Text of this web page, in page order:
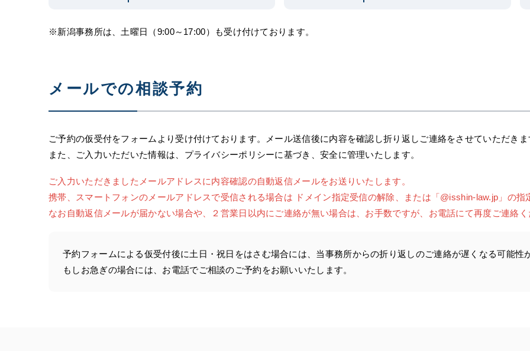
※新潟事務所は、土曜日（9:00～17:00）も受け付けております。
メールでの相談予約
ご予約の仮受付をフォームより受け付けております。メール送信後に内容を確認し折り返しご連絡をさせていただきま
また、ご入力いただいた情報は、プライバシーポリシーに基づき、安全に管理いたします。
ご入力いただきましたメールアドレスに内容確認の自動返信メールをお送りいたします。
携帯、スマートフォンのメールアドレスで受信される場合は ドメイン指定受信の解除、または「@isshin-law.jp」の指
なお自動返信メールが届かない場合や、２営業日以内にご連絡が無い場合は、お手数ですが、お電話にて再度ご連絡く
予約フォームによる仮受付後に土日・祝日をはさむ場合には、当事務所からの折り返しのご連絡が遅くなる可能性
もしお急ぎの場合には、お電話でご相談のご予約をお願いいたします。